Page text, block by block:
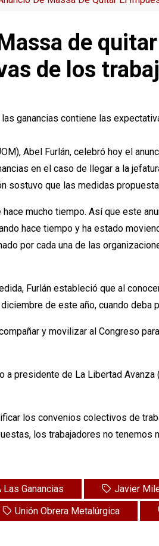
de
de los
Abel Furlán, celebró hoy el
en el caso de llegar a la
sostuvo que las medidas
mucho tiempo. Así que este
hace tiempo y ha estado
por cada una de las
Furlán estableció que al
de este año, cuando deba
y movilizar al Congreso
presidente de La Libertad
los convenios colectivos de
los trabajadores no
Las Ganancias Javier
Unión Obrera Metalúrgica